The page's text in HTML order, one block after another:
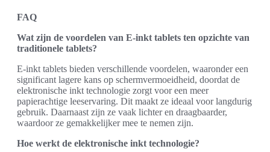
FAQ
Wat zijn de voordelen van E-inkt tablets ten opzichte van
traditionele tablets?
E-inkt tablets bieden verschillende voordelen, waaronder een
significant lagere kans op schermvermoeidheid, doordat de
elektronische inkt technologie zorgt voor een meer
papierachtige leeservaring. Dit maakt ze ideaal voor langdurig
gebruik. Daarnaast zijn ze vaak lichter en draagbaarder,
waardoor ze gemakkelijker mee te nemen zijn.
Hoe werkt de elektronische inkt technologie?